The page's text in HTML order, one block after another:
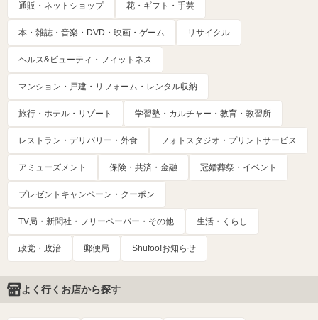
通販・ネットショップ 花・ギフト・手芸
本・雑誌・音楽・DVD・映画・ゲーム リサイクル
ヘルス&ビューティ・フィットネス
マンション・戸建・リフォーム・レンタル収納
旅行・ホテル・リゾート 学習塾・カルチャー・教育・教習所
レストラン・デリバリー・外食 フォトスタジオ・プリントサービス
アミューズメント 保険・共済・金融 冠婚葬祭・イベント
プレゼントキャンペーン・クーポン
TV局・新聞社・フリーペーパー・その他 生活・くらし
政党・政治 郵便局 Shufoo!お知らせ
よく行くお店から探す